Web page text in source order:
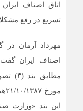
اتاق اصناف
تسریع در رفع
مهرداد آرمان در
اصناف ایران
این بند «وزارت